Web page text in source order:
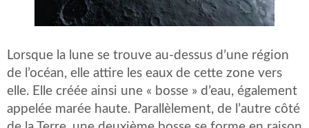
Lorsque la lune se trouve au-dessus d’une région
de l’océan, elle attire les eaux de cette zone vers
elle. Elle créée ainsi une « bosse » d’eau, également
appelée marée haute. Parallèlement, de l’autre côté